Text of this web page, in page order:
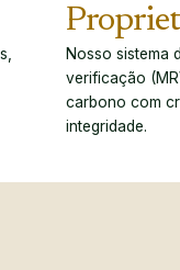
Nosso sistema
verificação
carbono com
integridade.